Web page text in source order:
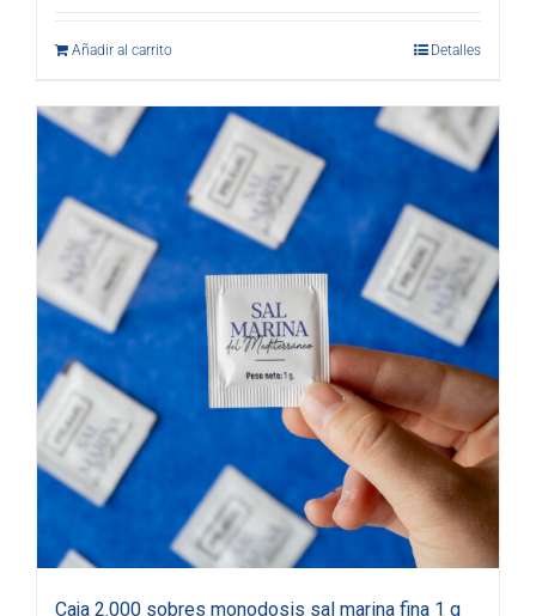
Añadir al carrito Detalles
Caja 2.000 sobres monodosis sal marina fina 1 g